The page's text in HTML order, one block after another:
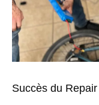
Succès du